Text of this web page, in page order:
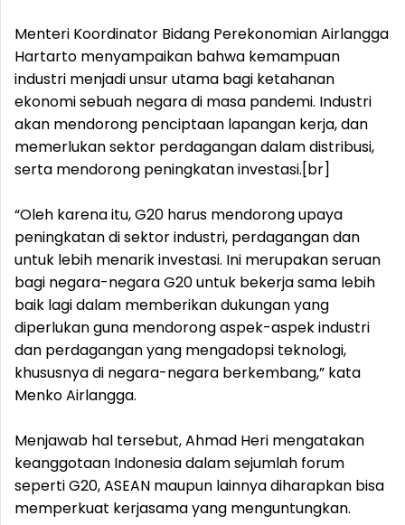
Menteri Koordinator Bidang Perekonomian Airlangga
Hartarto menyampaikan bahwa kemampuan
industri menjadi unsur utama bagi ketahanan
ekonomi sebuah negara di masa pandemi. Industri
akan mendorong penciptaan lapangan kerja, dan
memerlukan sektor perdagangan dalam distribusi,
serta mendorong peningkatan investasi.[br]
“Oleh karena itu, G20 harus mendorong upaya
peningkatan di sektor industri, perdagangan dan
untuk lebih menarik investasi. Ini merupakan seruan
bagi negara-negara G20 untuk bekerja sama lebih
baik lagi dalam memberikan dukungan yang
diperlukan guna mendorong aspek-aspek industri
dan perdagangan yang mengadopsi teknologi,
khususnya di negara-negara berkembang,” kata
Menko Airlangga.
Menjawab hal tersebut, Ahmad Heri mengatakan
keanggotaan Indonesia dalam sejumlah forum
seperti G20, ASEAN maupun lainnya diharapkan bisa
memperkuat kerjasama yang menguntungkan.